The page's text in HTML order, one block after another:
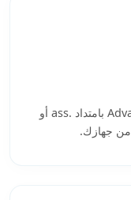
اسحب ملف Advanced SubStation Alpha بامتداد .ass أو